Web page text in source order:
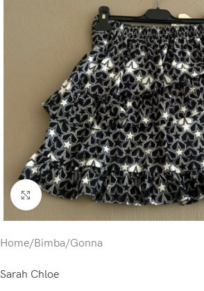
Click to enlarge
Home/Bimba/Gonna
Sarah Chloe